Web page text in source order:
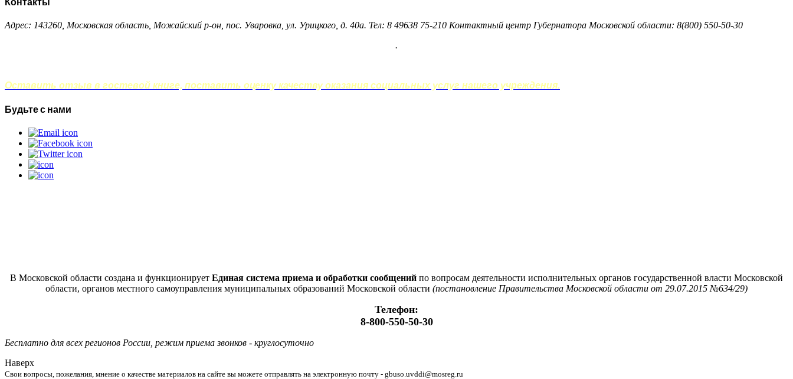
Адрес: 143260, Московская область, Можайский р-он, пос. Уваровка, ул. Урицкого, д. 40а. Тел: 8 49638 75-210 Контактный центр Губернатора Московской области: 8(800) 550-50-30
.
Оставить отзыв в гостевой книге, поставить оценку качеству оказания социальных услуг нашего учреждения.
Будьте с нами
В Московской области создана и функционирует Единая система приема и обработки сообщений по вопросам деятельности исполнительных органов государственной власти Московской
области, органов местного самоуправления муниципальных образований Московской области (постановление Правительства Московской области от 29.07.2015 №634/29)
Телефон:
8-800-550-50-30
Бесплатно для всех регионов России, режим приема звонков - круглосуточно
Наверх
Свои вопросы, пожелания, мнение о качестве материалов на сайте вы можете отправлять на электронную почту - gbuso.uvddi@mosreg.ru